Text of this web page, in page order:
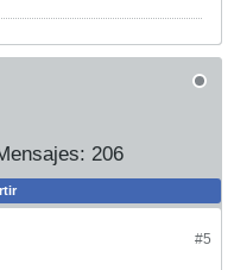
206
#5